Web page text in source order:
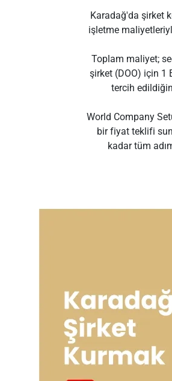
Karadağ'da şirket
işletme
Toplam maliyet;
şirket (DOO) için 1
tercih
World Company
bir fiyat teklifi
kadar tüm